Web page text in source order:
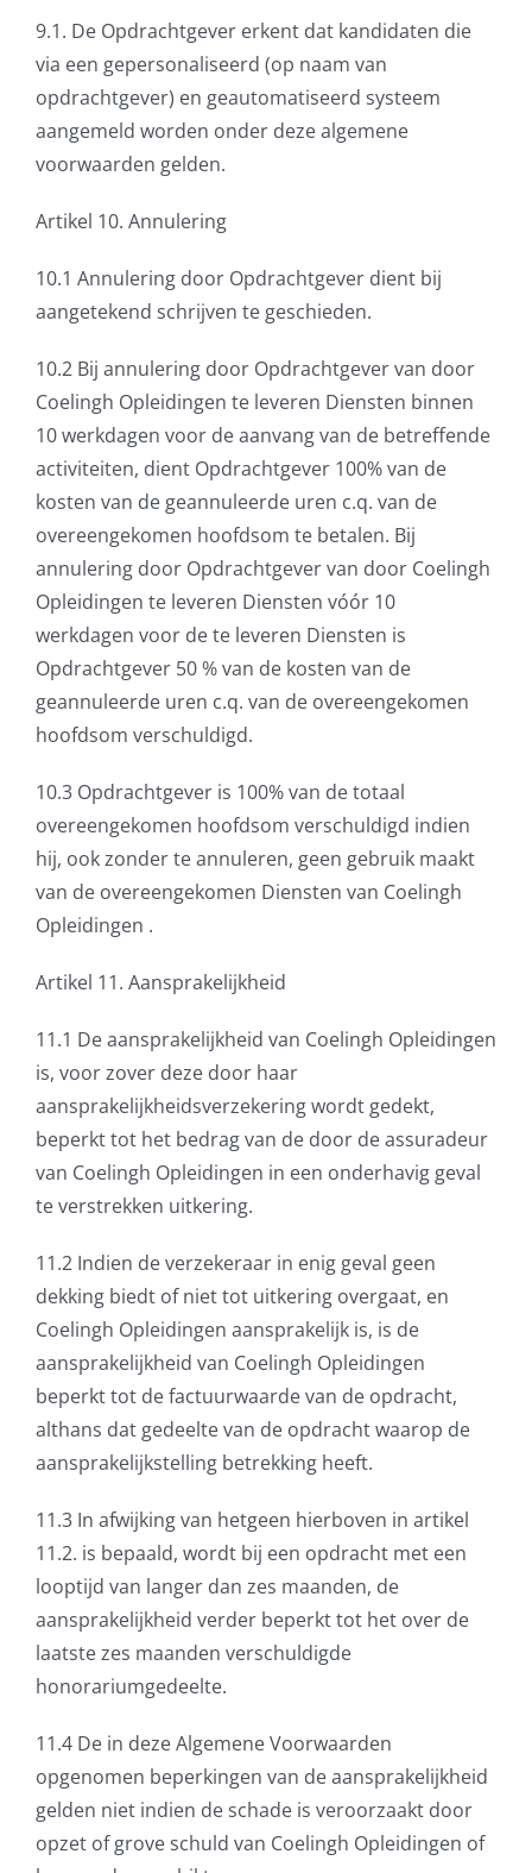
9.1. De Opdrachtgever erkent dat kandidaten die
via een gepersonaliseerd (op naam van
opdrachtgever) en geautomatiseerd systeem
aangemeld worden onder deze algemene
voorwaarden gelden.
Artikel 10. Annulering
10.1 Annulering door Opdrachtgever dient bij
aangetekend schrijven te geschieden.
10.2 Bij annulering door Opdrachtgever van door
Coelingh Opleidingen te leveren Diensten binnen
10 werkdagen voor de aanvang van de betreffende
activiteiten, dient Opdrachtgever 100% van de
kosten van de geannuleerde uren c.q. van de
overeengekomen hoofdsom te betalen. Bij
annulering door Opdrachtgever van door Coelingh
Opleidingen te leveren Diensten vóór 10
werkdagen voor de te leveren Diensten is
Opdrachtgever 50 % van de kosten van de
geannuleerde uren c.q. van de overeengekomen
hoofdsom verschuldigd.
10.3 Opdrachtgever is 100% van de totaal
overeengekomen hoofdsom verschuldigd indien
hij, ook zonder te annuleren, geen gebruik maakt
van de overeengekomen Diensten van Coelingh
Opleidingen .
Artikel 11. Aansprakelijkheid
11.1 De aansprakelijkheid van Coelingh Opleidingen
is, voor zover deze door haar
aansprakelijkheidsverzekering wordt gedekt,
beperkt tot het bedrag van de door de assuradeur
van Coelingh Opleidingen in een onderhavig geval
te verstrekken uitkering.
11.2 Indien de verzekeraar in enig geval geen
dekking biedt of niet tot uitkering overgaat, en
Coelingh Opleidingen aansprakelijk is, is de
aansprakelijkheid van Coelingh Opleidingen
beperkt tot de factuurwaarde van de opdracht,
althans dat gedeelte van de opdracht waarop de
aansprakelijkstelling betrekking heeft.
11.3 In afwijking van hetgeen hierboven in artikel
11.2. is bepaald, wordt bij een opdracht met een
looptijd van langer dan zes maanden, de
aansprakelijkheid verder beperkt tot het over de
laatste zes maanden verschuldigde
honorariumgedeelte.
11.4 De in deze Algemene Voorwaarden
opgenomen beperkingen van de aansprakelijkheid
gelden niet indien de schade is veroorzaakt door
opzet of grove schuld van Coelingh Opleidingen of